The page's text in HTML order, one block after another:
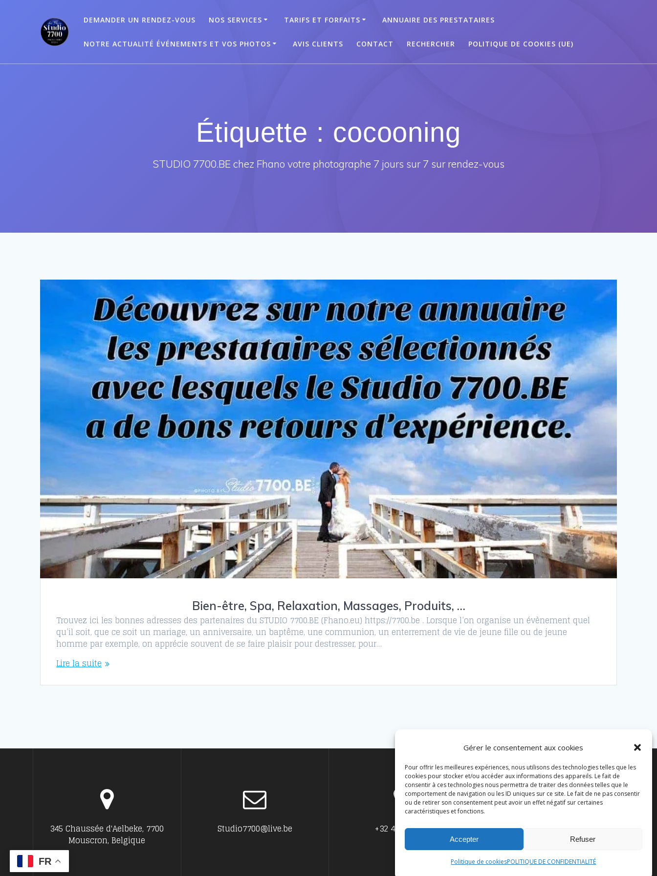
Gérer le consentement aux cookies
Pour offrir les meilleures expériences, nous utilisons des technologies telles que les
cookies pour stocker et/ou accéder aux informations des appareils. Le fait de
consentir à ces technologies nous permettra de traiter des données telles que le
comportement de navigation ou les ID uniques sur ce site. Le fait de ne pas consentir
ou de retirer son consentement peut avoir un effet négatif sur certaines
caractéristiques et fonctions.
Accepter Refuser
Politique de cookiesPOLITIQUE DE CONFIDENTIALITÉ
DEMANDER UN RENDEZ-VOUS NOS SERVICES TARIFS ET FORFAITS ANNUAIRE DES PRESTATAIRES
NOTRE ACTUALITÉ ÉVÉNEMENTS ET VOS PHOTOS AVIS CLIENTS CONTACT RECHERCHER POLITIQUE DE COOKIES (UE)
Étiquette : cocooning
STUDIO 7700.BE chez Fhano votre photographe 7 jours sur 7 sur rendez-vous
Bien-être, Spa, Relaxation, Massages, Produits, …
Trouvez ici les bonnes adresses des partenaires du STUDIO 7700.BE (Fhano.eu) https://7700.be . Lorsque l’on organise un évènement quel
qu’il soit, que ce soit un mariage, un anniversaire, un baptême, une communion, un enterrement de vie de jeune fille ou de jeune
homme par exemple, on apprécie souvent de se faire plaisir pour destresser, pour…
Lire la suite
345 Chaussée d'Aelbeke, 7700
Mouscron, Belgique
Studio7700@live.be +32 477594999
FR